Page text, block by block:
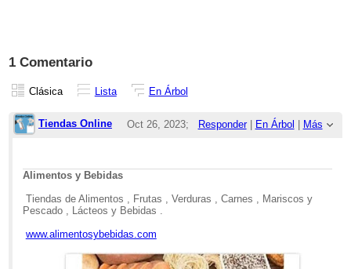
1 Comentario
Clásica Lista En Árbol
Tiendas Online Responder| En Árbol Más
Oct 26, 2023;
Re: Publicidad
Alimentos y Bebidas
Tiendas de Alimentos , Frutas , Verduras , Carnes , Mariscos y
Pescado , Lácteos y Bebidas .
www.alimentosybebidas.com